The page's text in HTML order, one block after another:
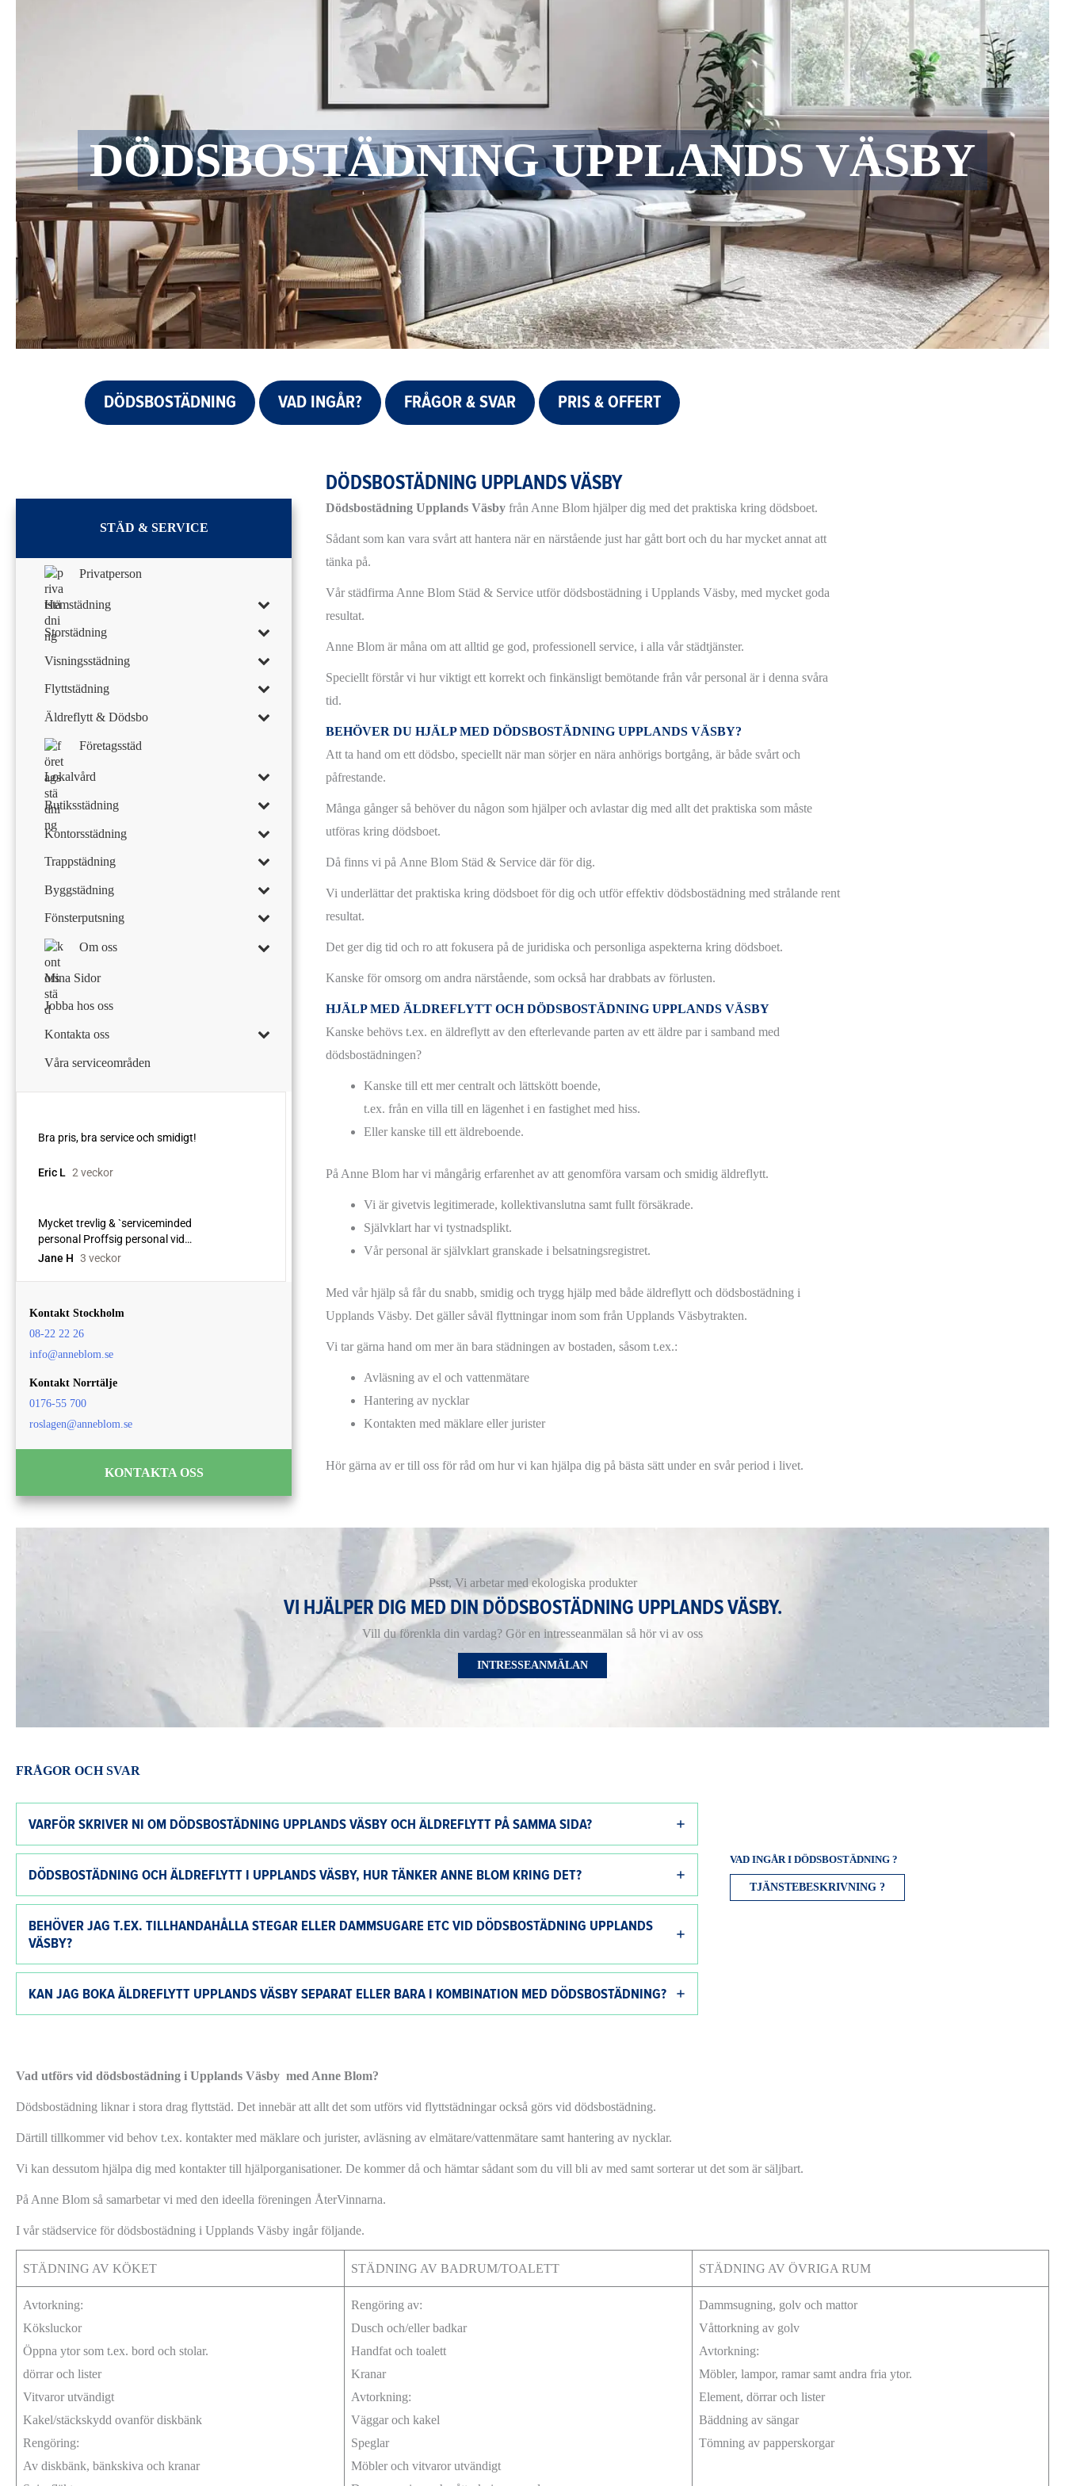
DÖDSBOSTÄDNING UPPLANDS VÄSBY
DÖDSBOSTÄDNING VAD INGÅR? FRÅGOR & SVAR PRIS & OFFERT
STÄD & SERVICE
Privatperson
Hemstädning
Storstädning
Visningsstädning
Flyttstädning
Äldreflytt & Dödsbo
Företagsstäd
Lokalvård
Butiksstädning
Kontorsstädning
Trappstädning
Byggstädning
Fönsterputsning
Om oss
Mina Sidor
Jobba hos oss
Kontakta oss
Våra serviceområden
Kontakt Stockholm
08-22 22 26
info@anneblom.se
Kontakt Norrtälje
0176-55 700
roslagen@anneblom.se
KONTAKTA OSS
DÖDSBOSTÄDNING UPPLANDS VÄSBY
Dödsbostädning Upplands Väsby från Anne Blom hjälper dig med det praktiska kring dödsboet.
Sådant som kan vara svårt att hantera när en närstående just har gått bort och du har mycket annat att
tänka på.
Vår städfirma Anne Blom Städ & Service utför dödsbostädning i Upplands Väsby, med mycket goda
resultat.
Anne Blom är måna om att alltid ge god, professionell service, i alla vår städtjänster.
Speciellt förstår vi hur viktigt ett korrekt och finkänsligt bemötande från vår personal är i denna svåra
tid.
BEHÖVER DU HJÄLP MED DÖDSBOSTÄDNING UPPLANDS VÄSBY?
Att ta hand om ett dödsbo, speciellt när man sörjer en nära anhörigs bortgång, är både svårt och
påfrestande.
Många gånger så behöver du någon som hjälper och avlastar dig med allt det praktiska som måste
utföras kring dödsboet.
Då finns vi på Anne Blom Städ & Service där för dig.
Vi underlättar det praktiska kring dödsboet för dig och utför effektiv dödsbostädning med strålande rent
resultat.
Det ger dig tid och ro att fokusera på de juridiska och personliga aspekterna kring dödsboet.
Kanske för omsorg om andra närstående, som också har drabbats av förlusten.
HJÄLP MED ÄLDREFLYTT OCH DÖDSBOSTÄDNING UPPLANDS VÄSBY
Kanske behövs t.ex. en äldreflytt av den efterlevande parten av ett äldre par i samband med
dödsbostädningen?
Kanske till ett mer centralt och lättskött boende,
t.ex. från en villa till en lägenhet i en fastighet med hiss.
Eller kanske till ett äldreboende.
På Anne Blom har vi mångårig erfarenhet av att genomföra varsam och smidig äldreflytt.
Vi är givetvis legitimerade, kollektivanslutna samt fullt försäkrade.
Självklart har vi tystnadsplikt.
Vår personal är självklart granskade i belsatningsregistret.
Med vår hjälp så får du snabb, smidig och trygg hjälp med både äldreflytt och dödsbostädning i
Upplands Väsby. Det gäller såväl flyttningar inom som från Upplands Väsbytrakten.
Vi tar gärna hand om mer än bara städningen av bostaden, såsom t.ex.:
Avläsning av el och vattenmätare
Hantering av nycklar
Kontakten med mäklare eller jurister
Hör gärna av er till oss för råd om hur vi kan hjälpa dig på bästa sätt under en svår period i livet.
Psst, Vi arbetar med ekologiska produkter
VI HJÄLPER DIG MED DIN DÖDSBOSTÄDNING UPPLANDS VÄSBY.
Vill du förenkla din vardag? Gör en intresseanmälan så hör vi av oss
INTRESSEANMÄLAN
FRÅGOR OCH SVAR
VARFÖR SKRIVER NI OM DÖDSBOSTÄDNING UPPLANDS VÄSBY OCH ÄLDREFLYTT PÅ SAMMA SIDA?
DÖDSBOSTÄDNING OCH ÄLDREFLYTT I UPPLANDS VÄSBY, HUR TÄNKER ANNE BLOM KRING DET?
BEHÖVER JAG T.EX. TILLHANDAHÅLLA STEGAR ELLER DAMMSUGARE ETC VID DÖDSBOSTÄDNING UPPLANDS
VÄSBY?
KAN JAG BOKA ÄLDREFLYTT UPPLANDS VÄSBYSEPARAT ELLER BARA I KOMBINATION MED DÖDSBOSTÄDNING?
VAD INGÅR I DÖDSBOSTÄDNING ?
TJÄNSTEBESKRIVNING ?
Vad utförs vid dödsbostädning i Upplands Väsby med Anne Blom?
Dödsbostädning liknar i stora drag flyttstäd. Det innebär att allt det som utförs vid flyttstädningar också görs vid dödsbostädning.
Därtill tillkommer vid behov t.ex. kontakter med mäklare och jurister, avläsning av elmätare/vattenmätare samt hantering av nycklar.
Vi kan dessutom hjälpa dig med kontakter till hjälporganisationer. De kommer då och hämtar sådant som du vill bli av med samt sorterar ut det som är säljbart.
På Anne Blom så samarbetar vi med den ideella föreningen ÅterVinnarna.
I vår städservice för dödsbostädning i Upplands Väsby ingår följande.
STÄDNING AV KÖKET STÄDNING AV BADRUM/TOALETT STÄDNING AV ÖVRIGA RUM
Avtorkning:
Köksluckor
Öppna ytor som t.ex. bord och stolar.
dörrar och lister
Vitvaror utvändigt
Kakel/stäckskydd ovanför diskbänk
Rengöring:
Av diskbänk, bänkskiva och kranar
Rengöring av:
Dusch och/eller badkar
Handfat och toalett
Kranar
Avtorkning:
Väggar och kakel
Speglar
Möbler och vitvaror utvändigt
Dammsugning, golv och mattor
Våttorkning av golv
Avtorkning:
Möbler, lampor, ramar samt andra fria ytor.
Element, dörrar och lister
Bäddning av sängar
Tömning av papperskorgar